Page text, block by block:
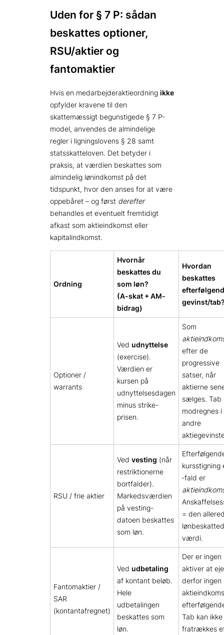
Uden for § 7 P: sådan
beskattes optioner,
RSU/aktier og
fantomaktier
Hvis en medarbejderaktieordning ikke
opfylder kravene til den
skattemæssigt begunstigede § 7 P-
model, anvendes de almindelige
regler i ligningslovens § 28 samt
statsskatteloven. Det betyder i
praksis, at værdien beskattes som
almindelig lønindkomst på det
tidspunkt, hvor den anses for at være
oppebåret – og først derefter
behandles et eventuelt fremtidigt
afkast som aktieindkomst eller
kapitalindkomst.
Ordning
Hvornår
beskattes du
som løn?
(A-skat + AM-
bidrag)
Hvordan
beskattes
gevinst/
Optioner /
warrants
Ved udnyttelse
(exercise).
Værdien er
kursen på
udnyttelsesdagen
minus strike-
prisen.
Som
efter de
progressive
satser, når
aktierne
sælges. Tab
modregnes i
andre
RSU / frie aktier
Ved vesting (når
restriktionerne
bortfalder).
Markedsværdien
på vesting-
datoen beskattes
som løn.
kursstigning
‑fald er
= den
værdi.
Fantomaktier /
SAR
(kontantafregnet)
Ved udbetaling
af kontant beløb.
Hele
udbetalingen
beskattes som
løn.
Der er ingen
aktiver at
derfor ingen
Tab kan ikke
fratrækkes